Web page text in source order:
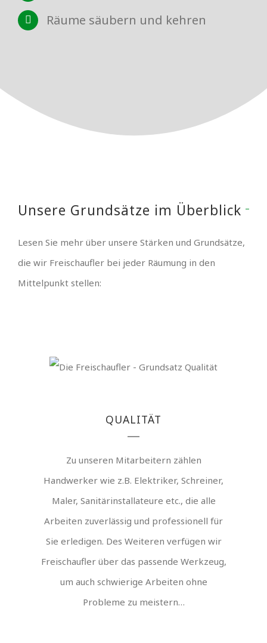
Räume säubern und kehren
Unsere Grundsätze im Überblick
Lesen Sie mehr über unsere Stärken und Grundsätze,
die wir Freischaufler bei jeder Räumung in den
Mittelpunkt stellen:
QUALITÄT
Zu unseren Mitarbeitern zählen
Handwerker wie z.B. Elektriker, Schreiner,
Maler, Sanitärinstallateure etc., die alle
Arbeiten zuverlässig und professionell für
Sie erledigen. Des Weiteren verfügen wir
Freischaufler über das passende Werkzeug,
um auch schwierige Arbeiten ohne
Probleme zu meistern…